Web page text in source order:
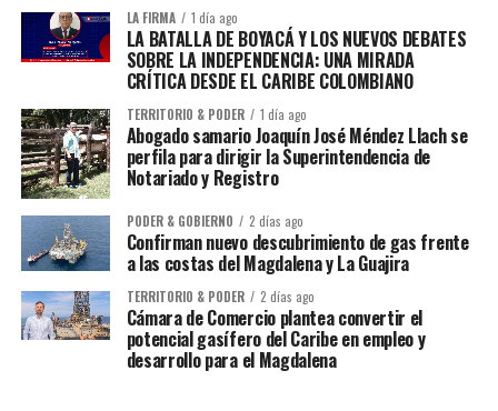
LA FIRMA 1 día ago
LA BATALLA DE BOYACÁ Y LOS NUEVOS DEBATES
SOBRE LA INDEPENDENCIA: UNA MIRADA
CRÍTICA DESDE EL CARIBE COLOMBIANO
TERRITORIO & PODER 1 día ago
Abogado samario Joaquín José Méndez Llach se
perfila para dirigir la Superintendencia de
Notariado y Registro
PODER & GOBIERNO 2 días ago
Confirman nuevo descubrimiento de gas frente
a las costas del Magdalena y La Guajira
TERRITORIO & PODER 2 días ago
Cámara de Comercio plantea convertir el
potencial gasífero del Caribe en empleo y
desarrollo para el Magdalena